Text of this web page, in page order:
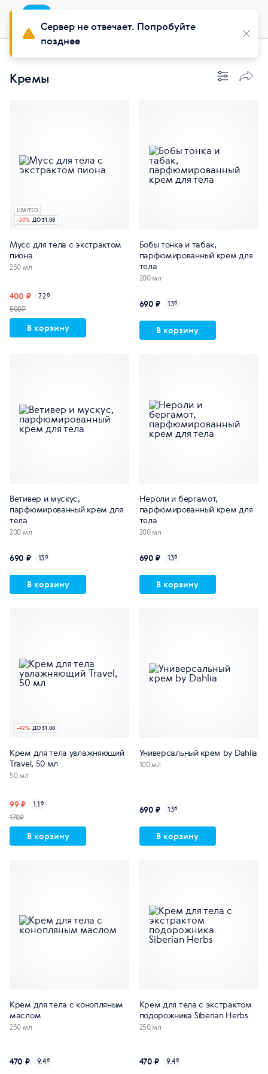
Buy Siberian
Красота
Кремы
-20% ДО 31.08
LIMITED
Мусс для тела с экстрактом
пиона
250 мл
400 ₽ 7.2б
500₽
В корзину
Бобы тонка и табак,
парфюмированный крем для
тела
200 мл
690 ₽ 13б
В корзину
Ветивер и мускус,
парфюмированный крем для
тела
200 мл
690 ₽ 13б
В корзину
Нероли и бергамот,
парфюмированный крем для
тела
200 мл
690 ₽ 13б
В корзину
-42% ДО 31.08
Крем для тела увлажняющий
Travel, 50 мл
50 мл
99 ₽ 1.1б
170₽
В корзину
Универсальный крем by Dahlia
100 мл
690 ₽ 13б
В корзину
Крем для тела с конопляным
маслом
250 мл
470 ₽ 9.4б
Крем для тела с экстрактом
подорожника Siberian Herbs
250 мл
470 ₽ 9.4б
Сервер не отвечает. Попробуйте
позднее